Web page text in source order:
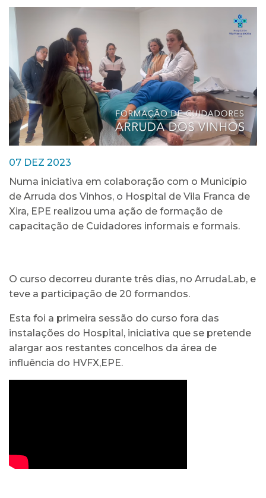
07 DEZ 2023
Numa iniciativa em colaboração com o Município
de Arruda dos Vinhos, o Hospital de Vila Franca de
Xira, EPE realizou uma ação de formação de
capacitação de Cuidadores informais e formais.
O curso decorreu durante três dias, no ArrudaLab, e
teve a participação de 20 formandos.
Esta foi a primeira sessão do curso fora das
instalações do Hospital, iniciativa que se pretende
alargar aos restantes concelhos da área de
influência do HVFX,EPE.